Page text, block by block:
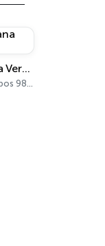
Rádio Cana Verde FM
Siqueira Campos 98.3 FM